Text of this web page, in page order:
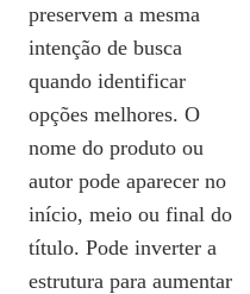
preservem a mesma
intenção de busca
quando identificar
opções melhores. O
nome do produto ou
autor pode aparecer no
início, meio ou final do
título. Pode inverter a
estrutura para aumentar